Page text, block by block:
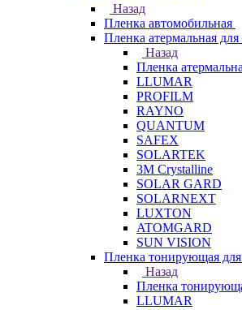
Назад
Пленка автомобильная
Пленка атермальная для
Назад
Пленка
LLUMAR
PROFILM
RAYNO
QUANTUM
SAFEX
SOLARTEK
3M Crystalline
SOLAR GARD
SOLARNEXT
LUXTON
ATOMGARD
SUN VISION
Пленка тонирующая для
Назад
Пленка
LLUMAR